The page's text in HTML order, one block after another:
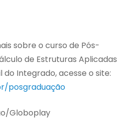
sobre o curso de Pós-
de Estruturas Aplicadas
do Integrado, acesse o site:
posgraduação
Globoplay